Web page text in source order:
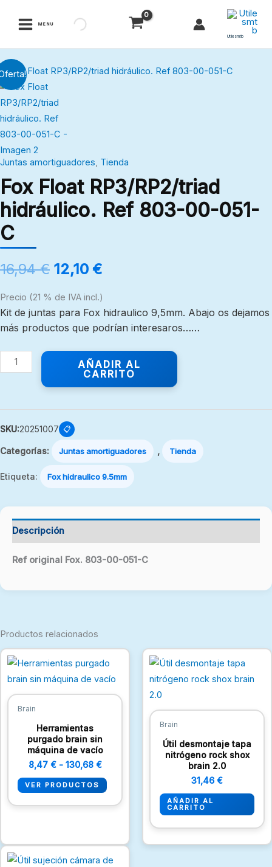
MENU
Utilesmtb
Juntas amortiguadores, Tienda
Fox Float RP3/RP2/triad
hidráulico. Ref 803-00-051-
C
16,94€
El
original
era:
16,94 €.
12,10 €
El
Precio (21 % de IVA incl.)
Kit de juntas para Fox hidraulico 9,5mm. Abajo os dejamos
más productos que podrían interesaros……
Fox
Float
RP3/RP2/triad
hidráulico.
Ref
803-
00-
051-
C
cantidad
AÑADIR AL
CARRITO
SKU:20251007 📋
Categorías: Juntas amortiguadores , Tienda
Etiqueta: Fox hidraulico 9.5mm
Descripción
Ref original Fox. 803-00-051-C
Productos relacionados
Brain
Herramientas
purgado brain sin
máquina de vacío
8,47 € - 130,68 €
Rango
de
precios:
8,47 €
VER PRODUCTOS
Brain
Útil desmontaje tapa
nitrógeno rock shox
brain 2.0
31,46 €
AÑADIR AL
CARRITO